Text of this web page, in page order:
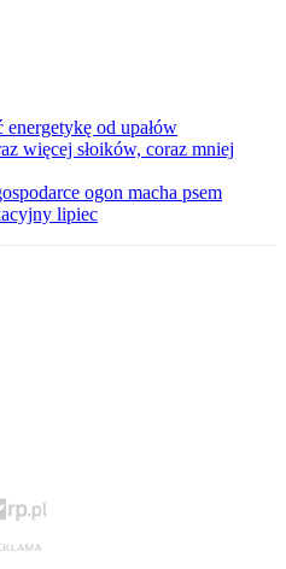
od upałów
więcej słoików, coraz mniej
ogon macha psem
lipiec